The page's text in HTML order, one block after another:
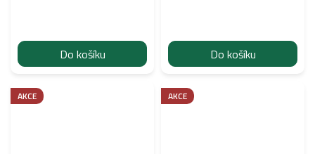
Do košíku Do košíku
AKCE AKCE